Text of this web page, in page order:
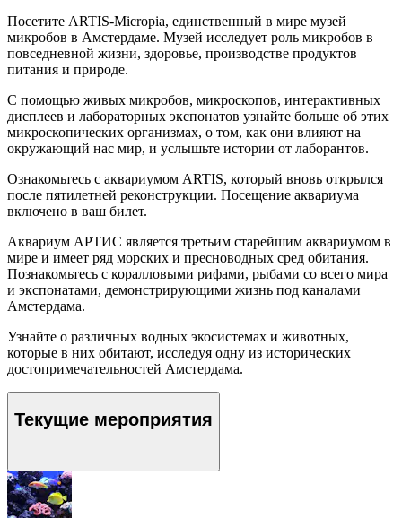
Посетите ARTIS-Micropia, единственный в мире музей
микробов в Амстердаме. Музей исследует роль микробов в
повседневной жизни, здоровье, производстве продуктов
питания и природе.
С помощью живых микробов, микроскопов, интерактивных
дисплеев и лабораторных экспонатов узнайте больше об этих
микроскопических организмах, о том, как они влияют на
окружающий нас мир, и услышьте истории от лаборантов.
Ознакомьтесь с аквариумом ARTIS, который вновь открылся
после пятилетней реконструкции. Посещение аквариума
включено в ваш билет.
Аквариум АРТИС является третьим старейшим аквариумом в
мире и имеет ряд морских и пресноводных сред обитания.
Познакомьтесь с коралловыми рифами, рыбами со всего мира
и экспонатами, демонстрирующими жизнь под каналами
Амстердама.
Узнайте о различных водных экосистемах и животных,
которые в них обитают, исследуя одну из исторических
достопримечательностей Амстердама.
Текущие мероприятия